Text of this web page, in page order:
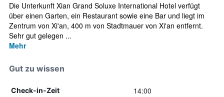
Die Unterkunft Xian Grand Soluxe International Hotel verfügt
über einen Garten, ein Restaurant sowie eine Bar und liegt im
Zentrum von Xi'an, 400 m von Stadtmauer von Xi'an entfernt.
Sehr gut gelegen ...
Mehr
Gut zu wissen
Check-in-Zeit 14:00